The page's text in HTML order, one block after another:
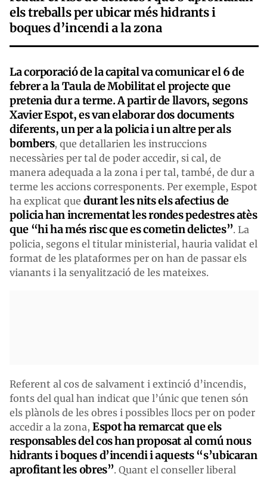
els treballs per ubicar més hidrants i
boques d’incendi a la zona
La corporació de la capital va comunicar el 6 de
febrer a la Taula de Mobilitat el projecte que
pretenia dur a terme. A partir de llavors, segons
Xavier Espot, es van elaborar dos documents
diferents, un per a la policia i un altre per als
bombers, que detallarien les instruccions
necessàries per tal de poder accedir, si cal, de
manera adequada a la zona i per tal, també, de dur a
terme les accions corresponents. Per exemple, Espot
ha explicat que durant les nits els afectius de
policia han incrementat les rondes pedestres atès
que “hi ha més risc que es cometin delictes”. La
policia, segons el titular ministerial, hauria validat el
format de les plataformes per on han de passar els
vianants i la senyalització de les mateixes.
Referent al cos de salvament i extinció d’incendis,
fonts del qual han indicat que l’únic que tenen són
els plànols de les obres i possibles llocs per on poder
accedir a la zona, Espot ha remarcat que els
responsables del cos han proposat al comú nous
hidrants i boques d’incendi i aquests “s’ubicaran
aprofitant les obres”. Quant el conseller liberal